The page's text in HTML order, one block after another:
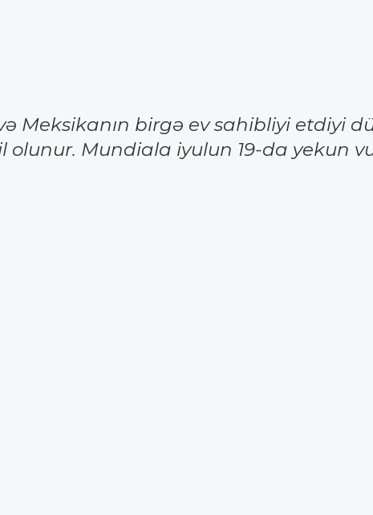
Meksikanın birgə ev sahibliyi etdiyi
olunur. Mundiala iyulun 19-da yekun